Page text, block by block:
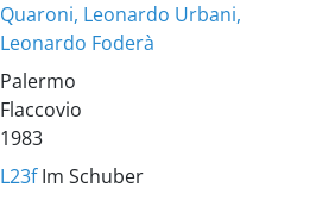
Quaroni, Leonardo Urbani,
Leonardo Foderà
Palermo
Flaccovio
1983
L23fIm Schuber